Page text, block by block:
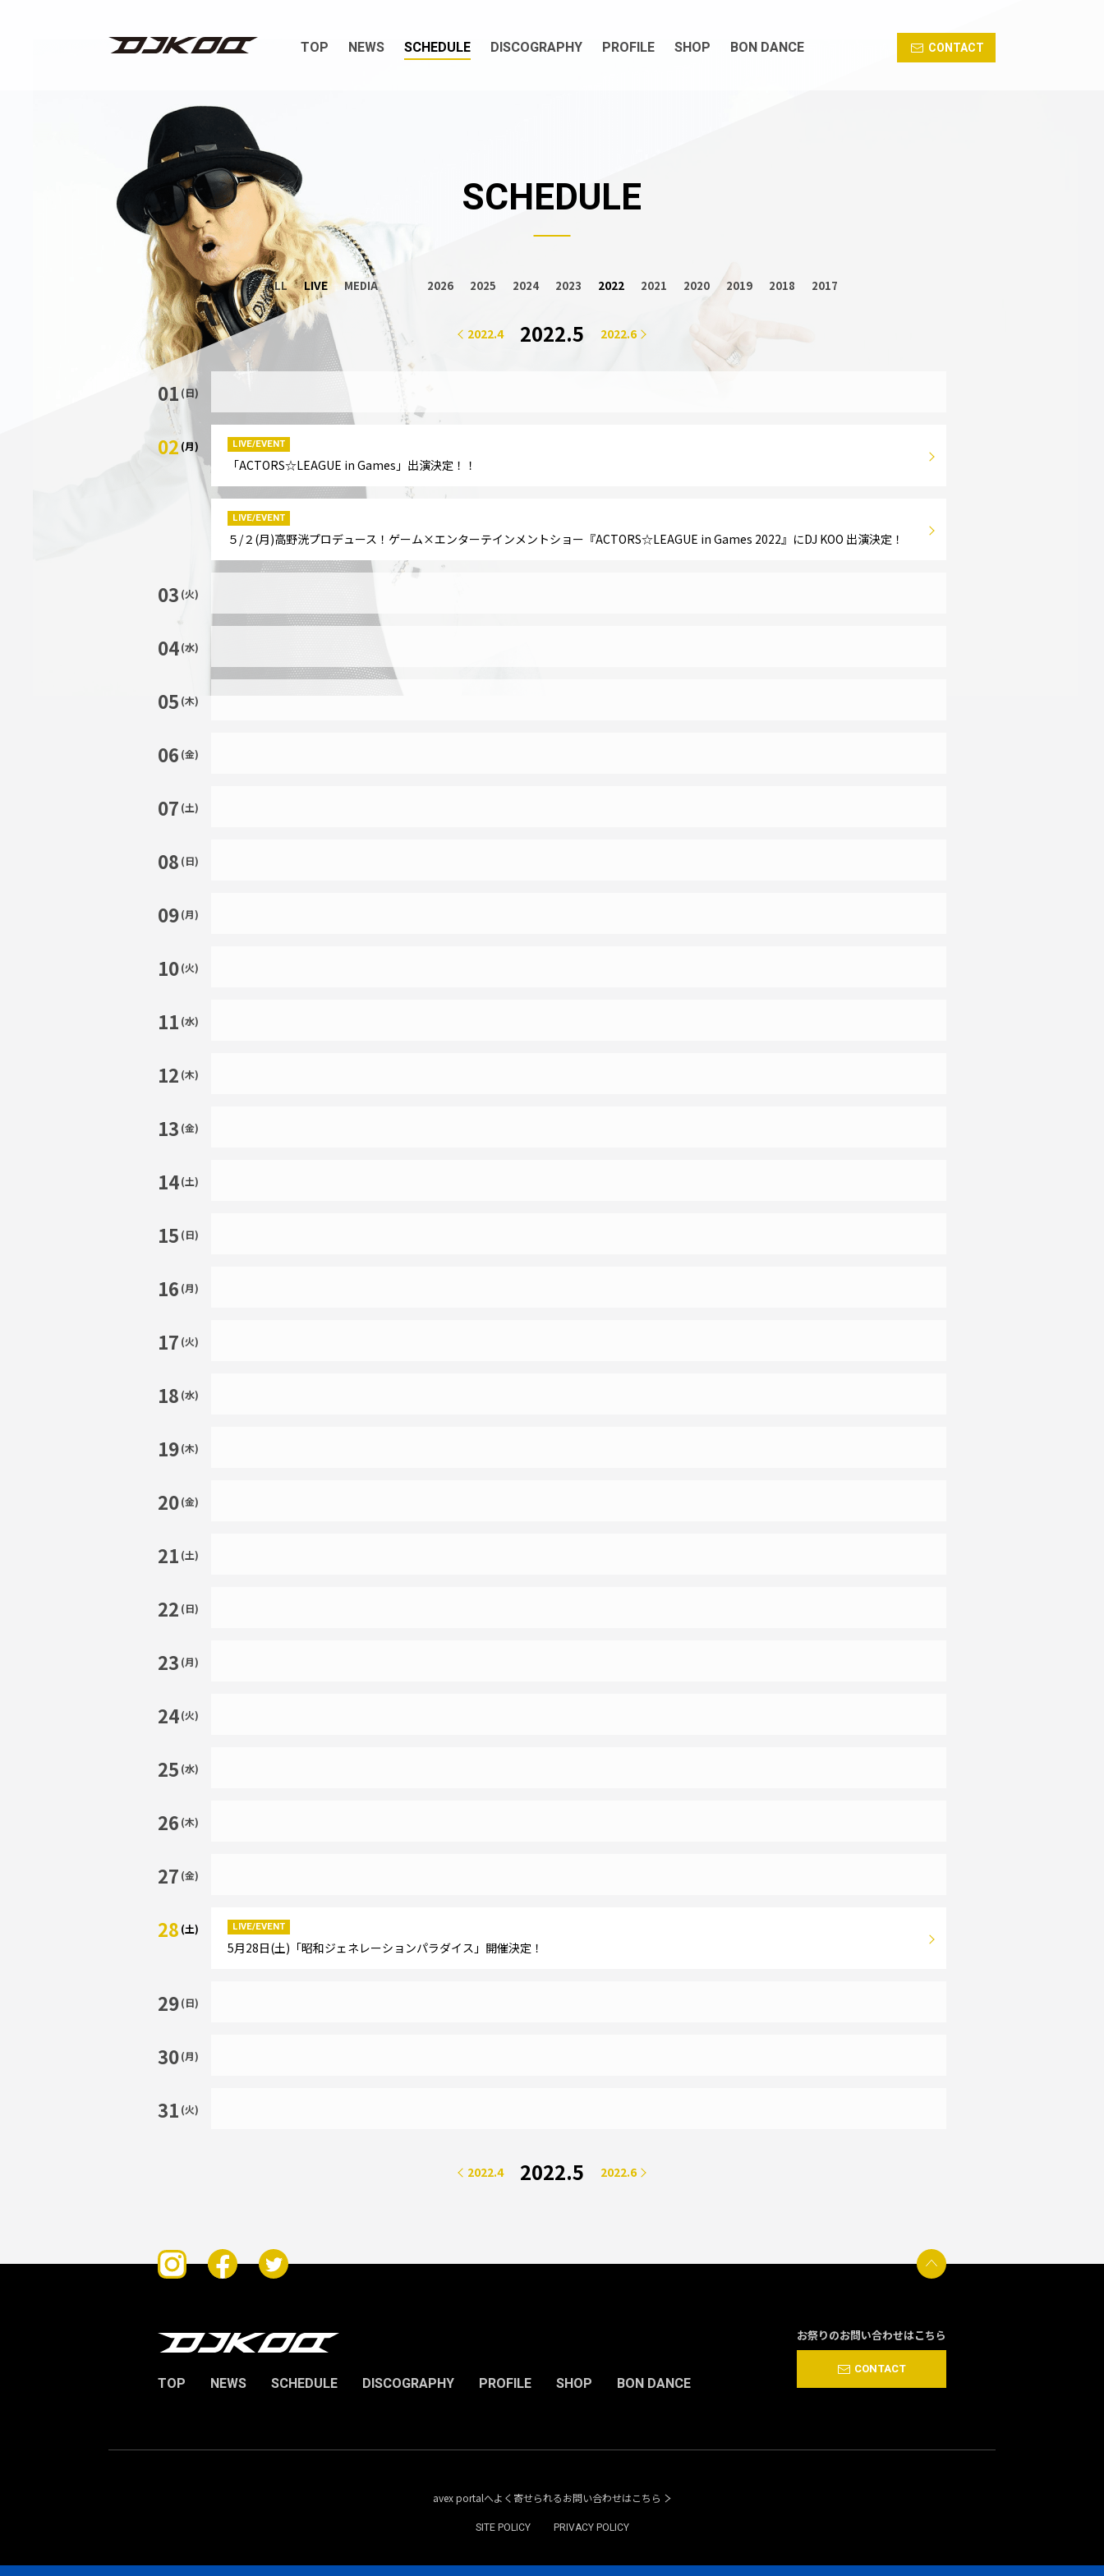
TOP NEWS SCHEDULE DISCOGRAPHY PROFILE SHOP BON DANCE CONTACT
SCHEDULE
ALL LIVE MEDIA 2026 2025 2024 2023 2022 2021 2020 2019 2018 2017
2022.4 2022.5 2022.6
01 (日)
02 (月) LIVE/EVENT
「ACTORS☆LEAGUE in Games」出演決定！！
LIVE/EVENT
５/２(月)高野洸プロデュース！ゲーム×エンターテインメントショー『ACTORS☆LEAGUE in Games 2022』にDJ KOO 出演決定！
03 (火)
04(水)
05 (木)
06 (金)
07 (土)
08 (日)
09(月)
10(火)
11 (水)
12 (木)
13 (金)
14(土)
15 (日)
16 (月)
17 (火)
18 (水)
19(木)
20(金)
21 (土)
22 (日)
23 (月)
24(火)
25 (水)
26 (木)
27 (金)
28 (土) LIVE/EVENT
5月28日(土)「昭和ジェネレーションパラダイス」開催決定！
29(日)
30(月)
31 (火)
2022.4 2022.5 2022.6
TOP NEWS SCHEDULE DISCOGRAPHY PROFILE SHOP BON DANCE
お祭りのお問い合わせはこちら
CONTACT
avex portalへよく寄せられるお問い合わせはこちら
SITE POLICY PRIVACY POLICY